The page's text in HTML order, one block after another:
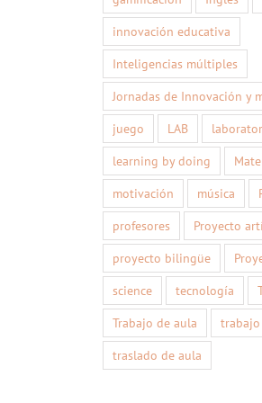
innovación educativa
Inteligencias múltiples
Jornadas de Innovación y
juego
LAB
learning by doing
motivación
música
profesores
Proyecto
proyecto bilingüe
science
tecnología
Trabajo de aula
traslado de aula